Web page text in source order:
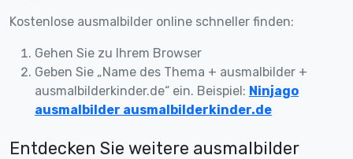
Kostenlose ausmalbilder online schneller finden:
Gehen Sie zu Ihrem Browser
Geben Sie „Name des Thema + ausmalbilder +
ausmalbilderkinder.de“ ein. Beispiel: Ninjago
ausmalbilder ausmalbilderkinder.de
Entdecken Sie weitere ausmalbilder